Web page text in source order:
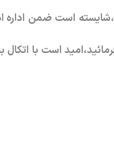
است ضمن اداره
است با اتکال